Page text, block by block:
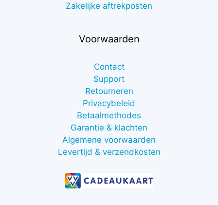
Zakelijke aftrekposten
Voorwaarden
Contact
Support
Retourneren
Privacybeleid
Betaalmethodes
Garantie & klachten
Algemene voorwaarden
Levertijd & verzendkosten